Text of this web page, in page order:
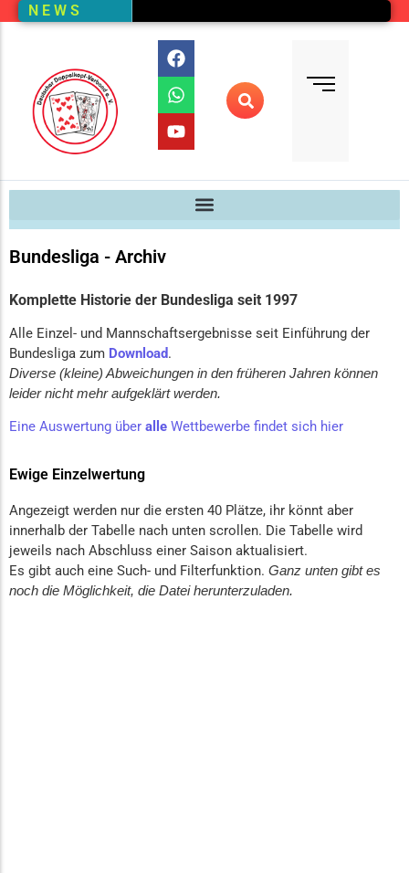
N E W S
Bundesliga
Bundesliga-Quali
D E M
Ranglistenturniere (RLT)
Online-Wettbewerb
Auswertung aller Wettbewerbe
Vereine – Kartenansicht
Vorstand
Bundesliga - Archiv
Komplette Historie der Bundesliga seit 1997
Alle Einzel- und Mannschaftsergebnisse seit Einführung der
Bundesliga zum Download.
Diverse (kleine) Abweichungen in den früheren Jahren können
leider nicht mehr aufgeklärt werden.
Eine Auswertung über alle Wettbewerbe findet sich hier
Ewige Einzelwertung
Angezeigt werden nur die ersten 40 Plätze, ihr könnt aber
innerhalb der Tabelle nach unten scrollen. Die Tabelle wird
jeweils nach Abschluss einer Saison aktualisiert.
Es gibt auch eine Such- und Filterfunktion. Ganz unten gibt es
noch die Möglichkeit, die Datei herunterzuladen.